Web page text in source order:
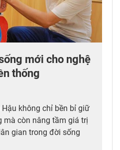
mới cho nghệ
thống
không chỉ bền bỉ giữ
mà còn nâng tầm giá trị
gian trong đời sống